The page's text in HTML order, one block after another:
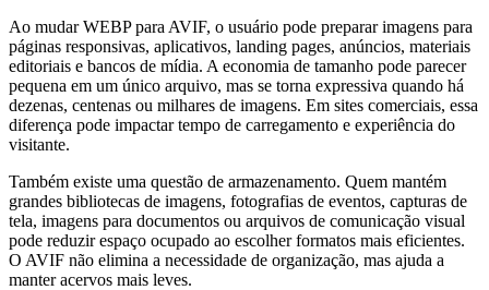
Ao mudar WEBP para AVIF, o usuário pode preparar imagens para
páginas responsivas, aplicativos, landing pages, anúncios, materiais
editoriais e bancos de mídia. A economia de tamanho pode parecer
pequena em um único arquivo, mas se torna expressiva quando há
dezenas, centenas ou milhares de imagens. Em sites comerciais, essa
diferença pode impactar tempo de carregamento e experiência do
visitante.
Também existe uma questão de armazenamento. Quem mantém
grandes bibliotecas de imagens, fotografias de eventos, capturas de
tela, imagens para documentos ou arquivos de comunicação visual
pode reduzir espaço ocupado ao escolher formatos mais eficientes.
O AVIF não elimina a necessidade de organização, mas ajuda a
manter acervos mais leves.